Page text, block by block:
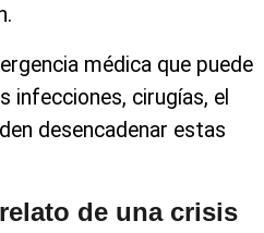
médica que puede
infecciones, cirugías, el
desencadenar estas
de una crisis